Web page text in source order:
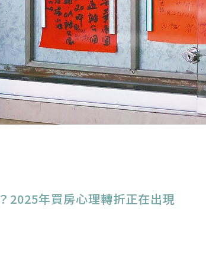
2025年買房心理轉折正在出現